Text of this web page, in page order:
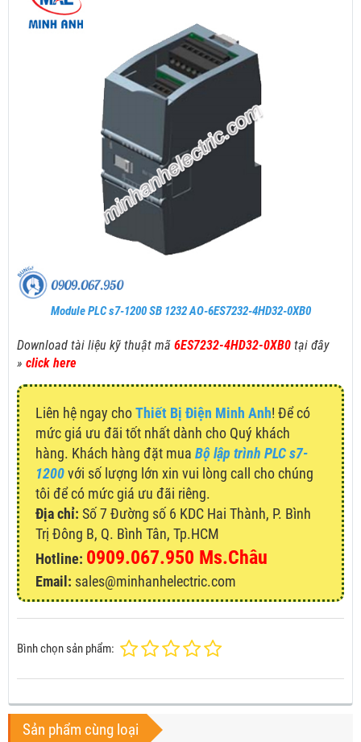
Module PLC s7-1200 SB 1232 AO-6ES7232-4HD32-0XB0
Download tài liệu kỹ thuật mã 6ES7232-4HD32-0XB0 tại đây
» click here
Liên hệ ngay choThiết Bị Điện Minh Anh! Để có
mức giá ưu đãi tốt nhất dành cho Quý khách
hàng. Khách hàng đặt mua Bộ lập trình PLC s7-
1200với số lượng lớn xin vui lòng call cho chúng
tôi để có mức giá ưu đãi riêng.
Địa chỉ: Số 7 Đường số 6 KDC Hai Thành, P. Bình
Trị Đông B, Q. Bình Tân, Tp.HCM
Hotline: 0909.067.950 Ms.Châu
Email: sales@minhanhelectric.com
Bình chọn sản phẩm:
Sản phẩm cùng loại